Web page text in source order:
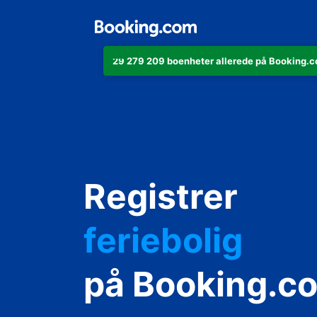
29 279 209 boenheter allerede på
Registrer
hotellet ditt
feriebolig
gjestgiveriet
på